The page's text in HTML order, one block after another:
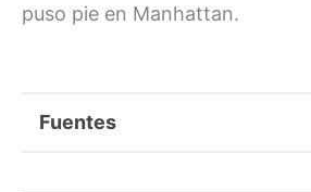
puso pie en Manhattan.
Fuentes